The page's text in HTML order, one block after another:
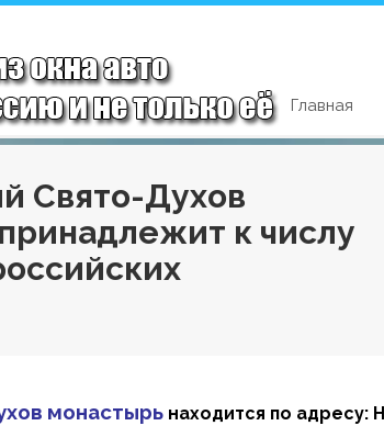
Главная
Свято-Духов
к числу
монастырь находится по адресу: